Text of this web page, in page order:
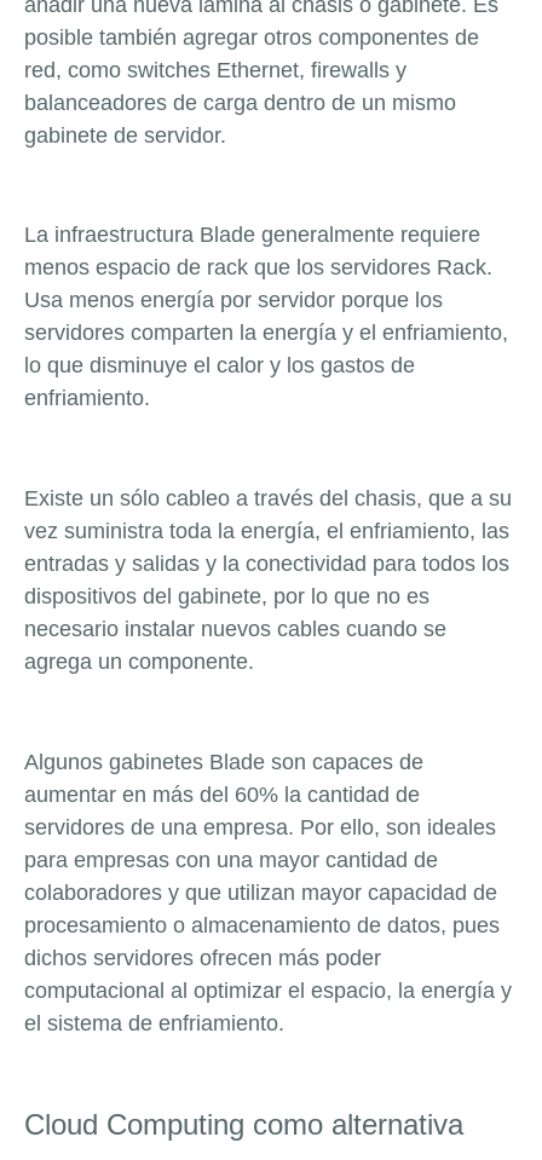
posible también agregar otros componentes de
red, como switches Ethernet, firewalls y
balanceadores de carga dentro de un mismo
gabinete de servidor.
La infraestructura Blade generalmente requiere
menos espacio de rack que los servidores Rack.
Usa menos energía por servidor porque los
servidores comparten la energía y el enfriamiento,
lo que disminuye el calor y los gastos de
enfriamiento.
Existe un sólo cableo a través del chasis, que a su
vez suministra toda la energía, el enfriamiento, las
entradas y salidas y la conectividad para todos los
dispositivos del gabinete, por lo que no es
necesario instalar nuevos cables cuando se
agrega un componente.
Algunos gabinetes Blade son capaces de
aumentar en más del 60% la cantidad de
servidores de una empresa. Por ello, son ideales
para empresas con una mayor cantidad de
colaboradores y que utilizan mayor capacidad de
procesamiento o almacenamiento de datos, pues
dichos servidores ofrecen más poder
computacional al optimizar el espacio, la energía y
el sistema de enfriamiento.
Cloud Computing como alternativa